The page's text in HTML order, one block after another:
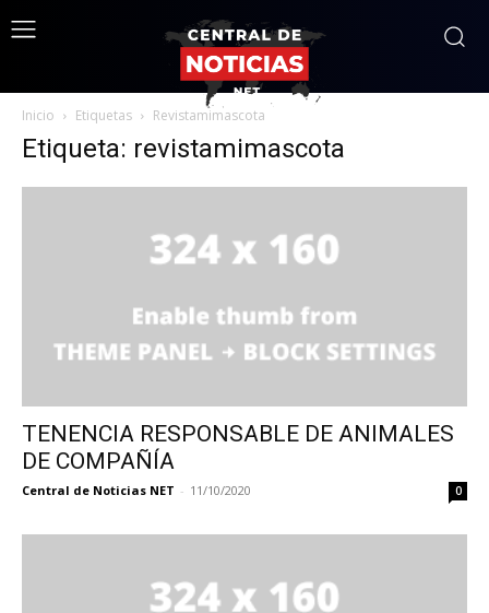
Inicio Etiquetas Revistamimascota
Etiqueta: revistamimascota
TENENCIA RESPONSABLE DE ANIMALES
DE COMPAÑÍA
Central de Noticias NET - 11/10/2020 0